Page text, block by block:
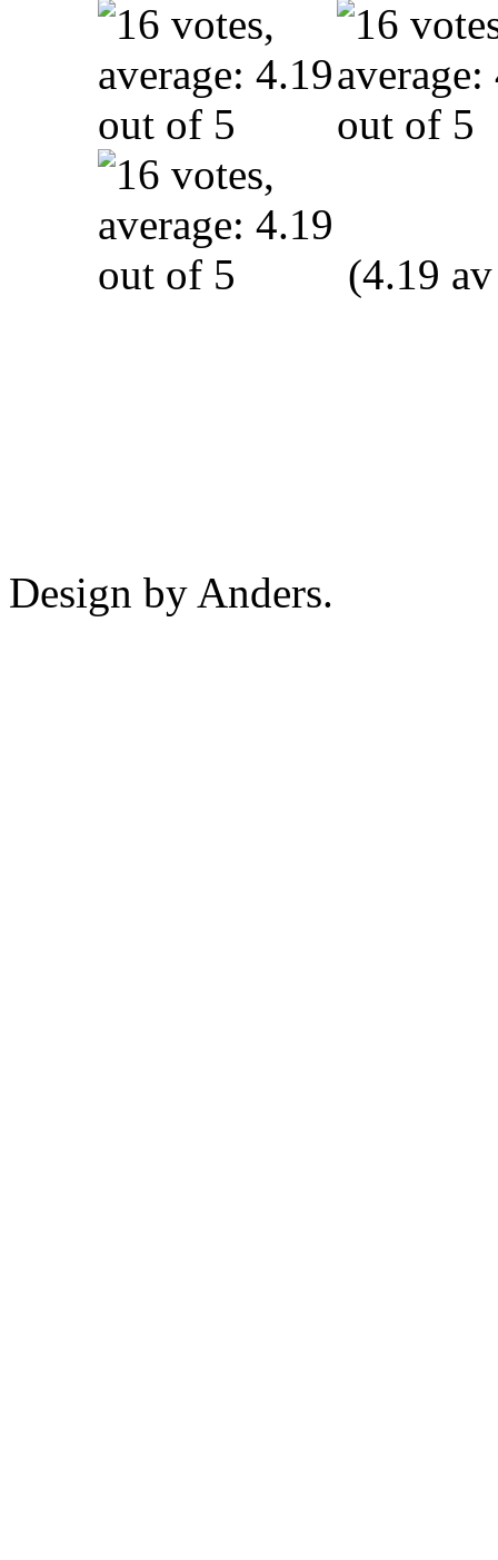
(4.19
Design by Anders.